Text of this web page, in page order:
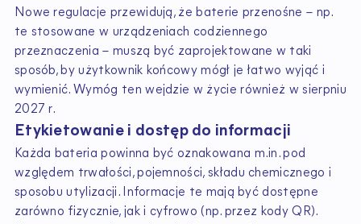
Nowe regulacje przewidują, że baterie przenośne – np.
te stosowane w urządzeniach codziennego
przeznaczenia – muszą być zaprojektowane w taki
sposób, by użytkownik końcowy mógł je łatwo wyjąć i
wymienić. Wymóg ten wejdzie w życie również w sierpniu
2027 r.
Etykietowanie i dostęp do informacji
Każda bateria powinna być oznakowana m.in. pod
względem trwałości, pojemności, składu chemicznego i
sposobu utylizacji. Informacje te mają być dostępne
zarówno fizycznie, jak i cyfrowo (np. przez kody QR).